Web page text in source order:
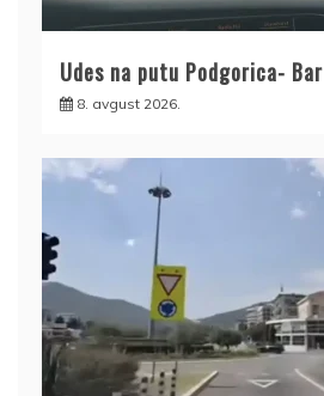
Udes na putu Podgorica- Bar
8. avgust 2026.